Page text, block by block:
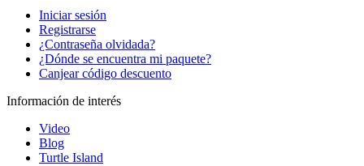
Iniciar sesión
Registrarse
¿Contraseña olvidada?
¿Dónde se encuentra mi paquete?
Canjear código descuento
Información de interés
Video
Blog
Turtle Island